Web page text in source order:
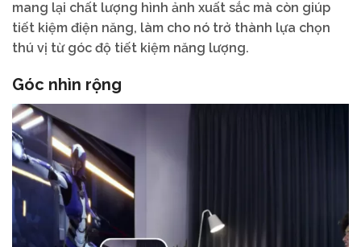
mang lại chất lượng hình ảnh xuất sắc mà còn giúp
tiết kiệm điện năng, làm cho nó trở thành lựa chọn
thú vị từ góc độ tiết kiệm năng lượng.
Góc nhìn rộng